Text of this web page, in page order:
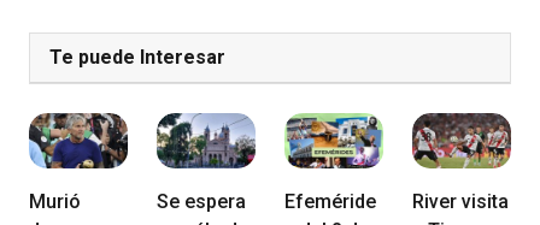
Te puede Interesar
Murió
Se espera
Efeméride
River visita